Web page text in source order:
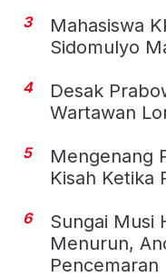
3
Mahasiswa
Sidomulyo
4
Desak
Wartawan
5
Mengenang
Kisah Ketika
6
Sungai Musi
Menurun,
Pencemaran